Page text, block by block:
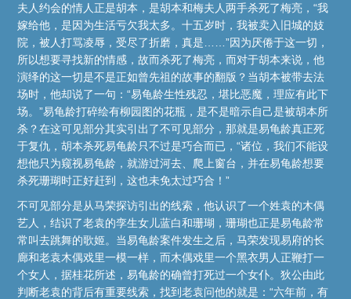
夫人约会的情人正是胡本，是胡本和梅夫人两手杀死了梅亮，“我
嫁给他，是因为生活亏欠我太多。十五岁时，我被卖入旧城的妓
院，被人打骂凌辱，受尽了折磨，真是……”因为厌倦于这一切，
所以想要寻找新的情感，故而杀死了梅亮，而对于胡本来说，他
演绎的这一切是不是正如曾先祖的故事的翻版？当胡本被带去法
场时，他却说了一句：“易龟龄生性残忍，堪比恶魔，理应有此下
场。”易龟龄打碎绘有柳园图的花瓶，是不是暗示自己是被胡本所
杀？在这可见部分其实引出了不可见部分，那就是易龟龄真正死
于复仇，胡本杀死易龟龄只不过是巧合而已，“诸位，我们不能设
想他只为窥视易龟龄，就游过河去、爬上窗台，并在易龟龄想要
杀死珊瑚时正好赶到，这也未免太过巧合！”
不可见部分是从马荣探访引出的线索，他认识了一个姓袁的木偶
艺人，结识了老袁的孪生女儿蓝白和珊瑚，珊瑚也正是易龟龄常
常叫去跳舞的歌姬。当易龟龄案件发生之后，马荣发现易府的长
廊和老袁木偶戏里一模一样，而木偶戏里一个黑衣男人正鞭打一
个女人，据桂花所述，易龟龄的确曾打死过一个女仆。狄公由此
判断老袁的背后有重要线索，找到老袁问他的就是：“六年前，有